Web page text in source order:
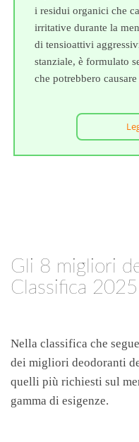
i residui organici che
irritative durante la
di tensioattivi
stanziale, è formulato
che potrebbero
Gli 8 migliori
Classifica 2025
Nella classifica che
dei migliori deodoranti
quelli più richiesti sul
gamma di esigenze.